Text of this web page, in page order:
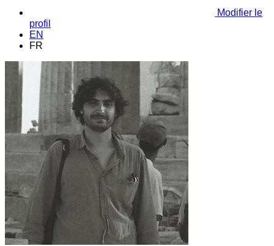
Modifier le
profil
EN
FR